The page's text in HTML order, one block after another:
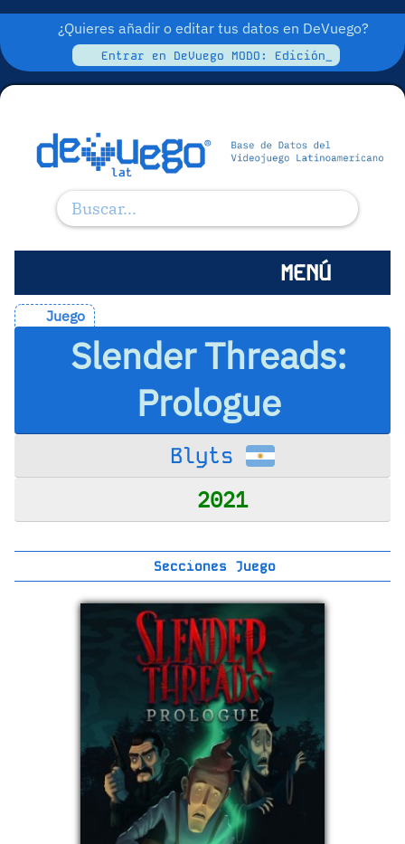
¿Quieres añadir o editar tus datos en DeVuego?
Entrar en DeVuego MODO: Edición_
MENÚ
Juego
Slender Threads:
Prologue
Blyts
2021
Secciones Juego